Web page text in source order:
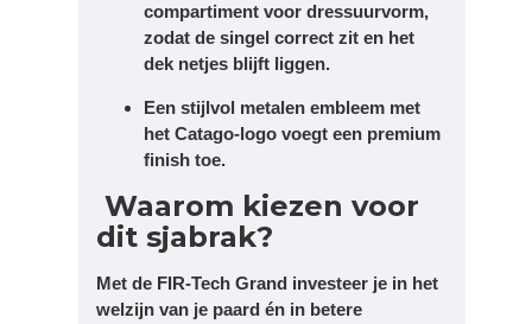
compartiment voor dressuurvorm,
zodat de singel correct zit en het
dek netjes blijft liggen.
Een stijlvol metalen embleem met
het Catago-logo voegt een premium
finish toe.
Waarom kiezen voor
dit sjabrak?
Met de FIR-Tech Grand investeer je in het
welzijn van je paard én in betere